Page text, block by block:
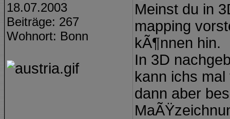
18.07.2003
Beiträge: 267
Wohnort: Bonn
Meinst du in
mapping
kÃ¶nnen hin.
In 3D
kann ichs
dann aber